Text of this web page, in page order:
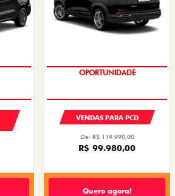
OPORTUNIDADE
VENDAS PARA PCD
De: R$ 119.990,00
R$ 99.980,00
Quero agora!